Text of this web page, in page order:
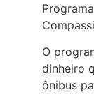
O
dinheiro
ônibus